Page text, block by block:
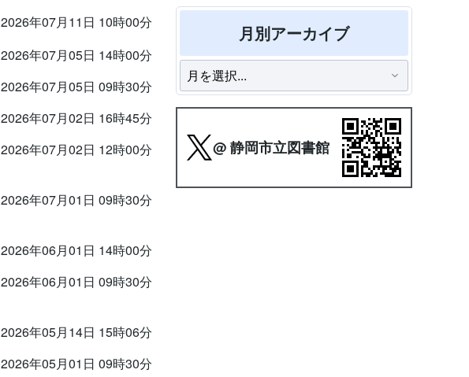
2026年07月11日 10時00分
2026年07月05日 14時00分
2026年07月05日 09時30分
2026年07月02日 16時45分
2026年07月02日 12時00分
2026年07月01日 09時30分
2026年06月01日 14時00分
2026年06月01日 09時30分
2026年05月14日 15時06分
2026年05月01日 09時30分
月別アーカイブ
@ 静岡市立図書館